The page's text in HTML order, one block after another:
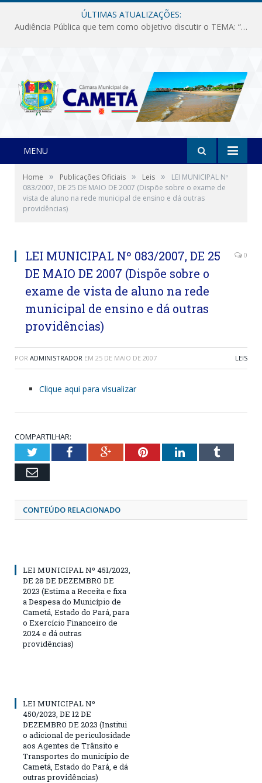
ÚLTIMAS ATUALIZAÇÕES:
Audiência Pública que tem como objetivo discutir o TEMA: “Fornecimento de Energia Elétrica em Debate: Tarifas, Qualidade e Atendimento dos Serviços”
MENU
Home » Publicações Oficiais » Leis »
LEI MUNICIPAL Nº
083/2007, DE 25 DE MAIO DE 2007 (Dispõe sobre o exame de
vista de aluno na rede municipal de ensino e dá outras
providências)
LEI MUNICIPAL Nº 083/2007, DE 25
DE MAIO DE 2007 (Dispõe sobre o
exame de vista de aluno na rede
municipal de ensino e dá outras
providências)
0
POR ADMINISTRADOR EM 25 DE MAIO DE 2007 LEIS
Clique aqui para visualizar
COMPARTILHAR:
TwitterFacebookGoogle+PinterestLinkedInTumblr
Email
CONTEÚDO RELACIONADO
LEI MUNICIPAL Nº 451/2023,
DE 28 DE DEZEMBRO DE
2023 (Estima a Receita e fixa
a Despesa do Município de
Cametá, Estado do Pará, para
o Exercício Financeiro de
2024 e dá outras
providências)
LEI MUNICIPAL Nº
450/2023, DE 12 DE
DEZEMBRO DE 2023 (Institui
o adicional de periculosidade
aos Agentes de Trânsito e
Transportes do município de
Cametá, Estado do Pará, e dá
outras providências)